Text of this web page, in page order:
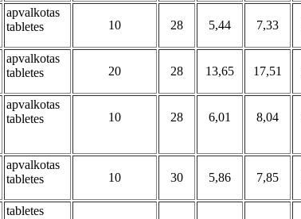
apvalkotas
tabletes
10 28 5,44 7,33
apvalkotas
tabletes
20 28 13,65 17,51
apvalkotas
tabletes
10 28 6,01 8,04
apvalkotas
tabletes
10 30 5,86 7,85
tabletes